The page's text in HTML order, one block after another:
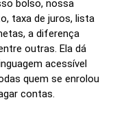
bolso, nossa
taxa de juros, lista
a diferença
outras. Ela dá
acessível
quem se enrolou
contas.